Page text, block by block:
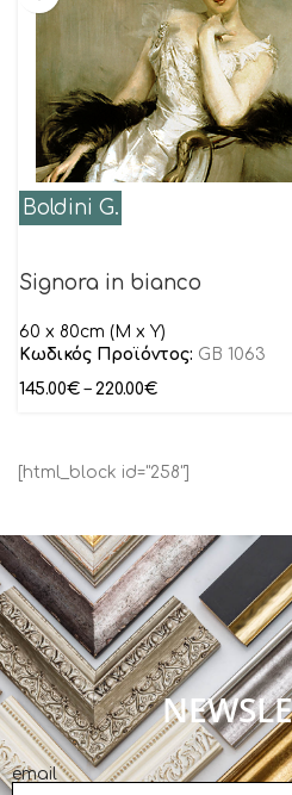
Boldini G.
Signora in bianco
60 x 80cm (M x Y)
Κωδικός Προϊόντος: GB 1063
145.00€ – 220.00€
[html_block id="258"]
email